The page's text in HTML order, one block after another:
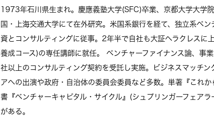
1973年石川県生まれ。慶應義塾大学(SFC)卒業、京都大学大学
国・上海交通大学にて在外研究。米国系銀行を経て、独立系ベ
資とコンサルティングに従事。2年半で自社も大証ヘラクレス
養成コース)の専任講師に就任。 ベンチャーファイナンス論、
社以上のコンサルティング契約を受託し実施。ビジネスマッチ
アへの出演や政府・自治体の委員会委員など多数。単著『これ
書『ベンチャーキャピタル・サイクル』(シュプリンガーフェ
がある。